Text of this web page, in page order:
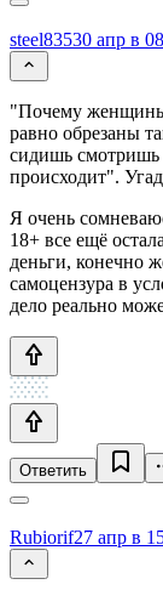
steel83530 апр в
"Почему
равно обрезаны
сидишь смотришь
происходит".
Я очень
18+ все ещё
деньги, конечно
самоцензура в
дело реально
Ответить
Rubiorif27 апр в